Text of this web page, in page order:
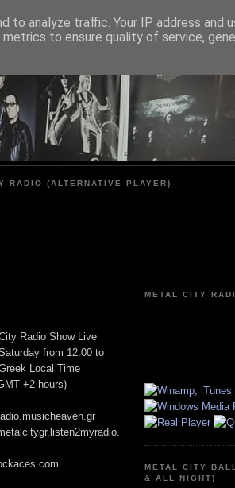
CITY
RADIO (ALTERNATIVE PLAYER)
Radio Show Live
from 12:00 to
Local Time
+2 hours)
METAL CITY
METAL CITY
& ALL NIGHT)
to analyze traffic. Your IP address and
to ensure quality of service,